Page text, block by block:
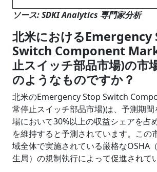
ソース: SDKI Analytics 専門家分析
北米におけるEmergency
Switch Component
止スイッチ部品市場)の市
のようなものですか？
北米のEmergency Stop Switch
常停止スイッチ部品市場)は、予測期
場において30%以上の収益シェアを占
を維持すると予測されています。この
域全体で実施されている厳格なOSHA
生局）の規制執行によって促進されて